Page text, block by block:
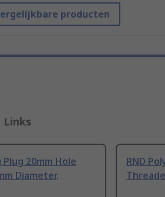
producten
Links
Plug 20mm Hole
Diameter,
RND